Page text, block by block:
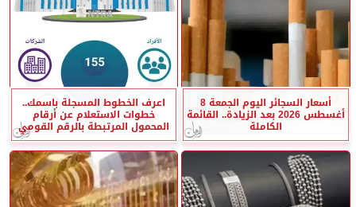
أسعار السجائر اليوم الجمعة 8
أغسطس 2026 بعد الزيادة.. القائمة
الكاملة
اعرف الخطوط المسجلة باسمك..
خطوات الاستعلام عن أرقام
المحمول المرتبطة بالرقم القومي